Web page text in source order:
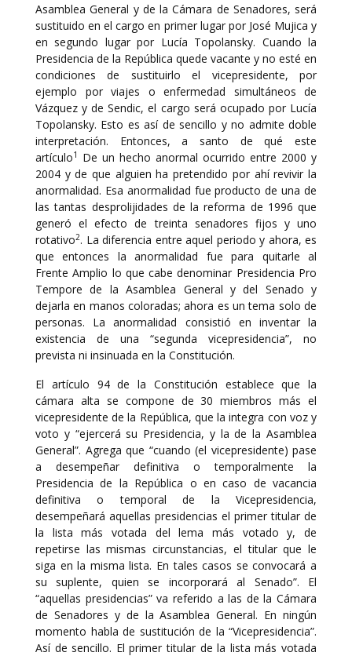
Asamblea General y de la Cámara de Senadores, será
sustituido en el cargo en primer lugar por José Mujica y
en segundo lugar por Lucía Topolansky. Cuando la
Presidencia de la República quede vacante y no esté en
condiciones de sustituirlo el vicepresidente, por
ejemplo por viajes o enfermedad simultáneos de
Vázquez y de Sendic, el cargo será ocupado por Lucía
Topolansky. Esto es así de sencillo y no admite doble
interpretación. Entonces, a santo de qué este
artículo1
De un hecho anormal ocurrido entre 2000 y
2004 y de que alguien ha pretendido por ahí revivir la
anormalidad. Esa anormalidad fue producto de una de
las tantas desprolijidades de la reforma de 1996 que
generó el efecto de treinta senadores fijos y uno
rotativo2. La diferencia entre aquel periodo y ahora, es
que entonces la anormalidad fue para quitarle al
Frente Amplio lo que cabe denominar Presidencia Pro
Tempore de la Asamblea General y del Senado y
dejarla en manos coloradas; ahora es un tema solo de
personas. La anormalidad consistió en inventar la
existencia de una “segunda vicepresidencia”, no
prevista ni insinuada en la Constitución.
El artículo 94 de la Constitución establece que la
cámara alta se compone de 30 miembros más el
vicepresidente de la República, que la integra con voz y
voto y “ejercerá su Presidencia, y la de la Asamblea
General”. Agrega que “cuando (el vicepresidente) pase
a desempeñar definitiva o temporalmente la
Presidencia de la República o en caso de vacancia
definitiva o temporal de la Vicepresidencia,
desempeñará aquellas presidencias el primer titular de
la lista más votada del lema más votado y, de
repetirse las mismas circunstancias, el titular que le
siga en la misma lista. En tales casos se convocará a
su suplente, quien se incorporará al Senado”. El
“aquellas presidencias” va referido a las de la Cámara
de Senadores y de la Asamblea General. En ningún
momento habla de sustitución de la “Vicepresidencia”.
Así de sencillo. El primer titular de la lista más votada